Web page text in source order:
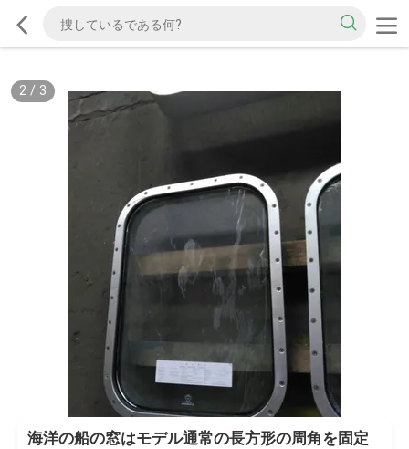
2/ 3
海洋の船の窓はモデル通常の長方形の周角を固定